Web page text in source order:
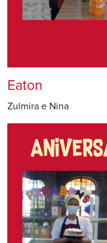
Eaton
Zulmira e Nina